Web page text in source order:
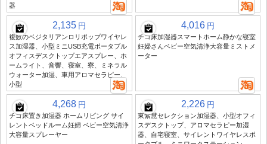
器
2,135 円
複数のベジタリアンロリポップワイヤレ
ス加湿器、小型ミニUSB充電ポータブル
オフィスデスクトップエアスプレー、ホ
ームライト、音響、寝室、寮、ミネラル
ウォーター加湿、車用アロマセラピー、
小型
4,016 円
チゴ床加湿器スマートホーム静かな寝室
妊婦さんベビー空気清浄大容量ミストメ
ーター
4,268 円
チゴ床置き加湿器 ホームリビング サイ
レントベッドルーム妊婦 ベビー空気清浄
大容量スプレーヤー
2,226 円
東紫慧セレクション加湿器、小型オフィ
スデスクトップ、アロマセラピー加湿
器、自宅寝室、サイレントワイヤレスポ